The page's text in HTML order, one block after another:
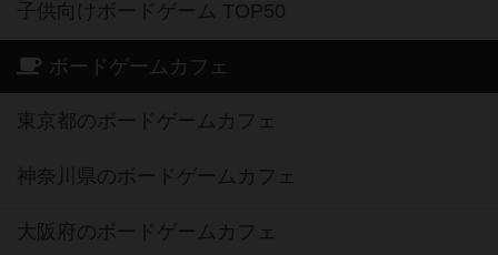
子供向けボードゲーム TOP50
ボードゲームカフェ
東京都のボードゲームカフェ
神奈川県のボードゲームカフェ
大阪府のボードゲームカフェ